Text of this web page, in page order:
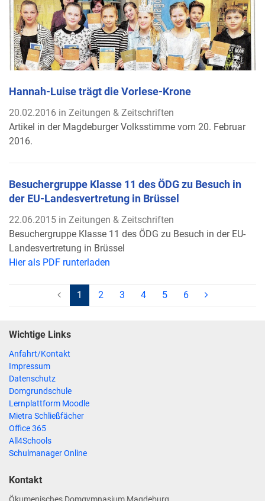
Hannah-Luise trägt die Vorlese-Krone
20.02.2016 in Zeitungen & Zeitschriften
Artikel in der Magdeburger Volksstimme vom 20. Februar
2016.
Besuchergruppe Klasse 11 des ÖDG zu Besuch in
der EU-Landesvertretung in Brüssel
22.06.2015 in Zeitungen & Zeitschriften
Besuchergruppe Klasse 11 des ÖDG zu Besuch in der EU-
Landesvertretung in Brüssel
Hier als PDF runterladen
1 (aktuell)
2 3 4 5 6
Wichtige Links
Anfahrt/Kontakt
Impressum
Datenschutz
Domgrundschule
Lernplattform Moodle
Mietra Schließfächer
Office 365
All4Schools
Schulmanager Online
Kontakt